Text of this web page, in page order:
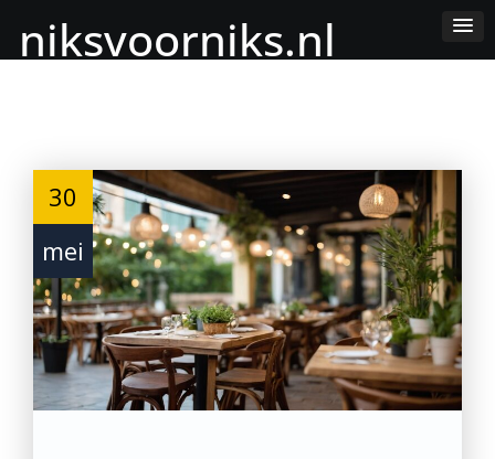
Content
niksvoorniks.nl
30
mei